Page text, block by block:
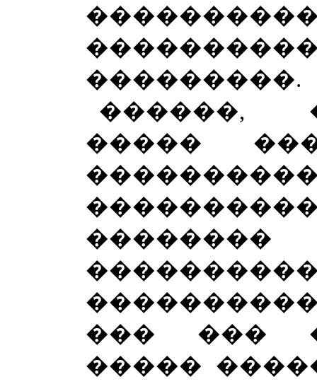
���������.
������,
�����
��� ���
�����